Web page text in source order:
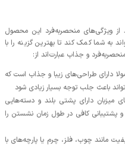
از ویژگی‌های منحصربه‌فرد این محصول
به شما کمک کند تا بهترین گزینه را با
و جذاب عبارت‌اند از:
دارای طراحی‌های زیبا و جذاب است که
باعث جلب توجه بسیار زیادی شود
میزبان دارای پشتی بلند و دسته‌هایی
پشتیبانی کافی در طول زمان نشستن را
مانند چوب، فلز، چرم یا پارچه‌های با